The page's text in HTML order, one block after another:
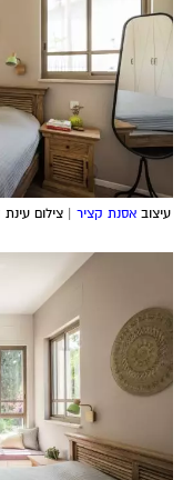
עיצוב אסנת קציר | צילום